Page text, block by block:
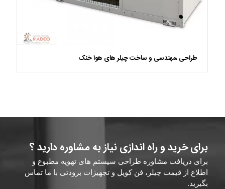
طراحی ،مهندسی و ساخت چیلر های هوا خنک
برای خرید و راه اندازی نیاز به مشاوره دارید ؟
برای دریافت مشاوره طراحی سیستم های تهویه مطبوع و
اطلاع از قیمت چیلر، فن کویل و تجهیزات برودتی با ما تماس
بگیرید.